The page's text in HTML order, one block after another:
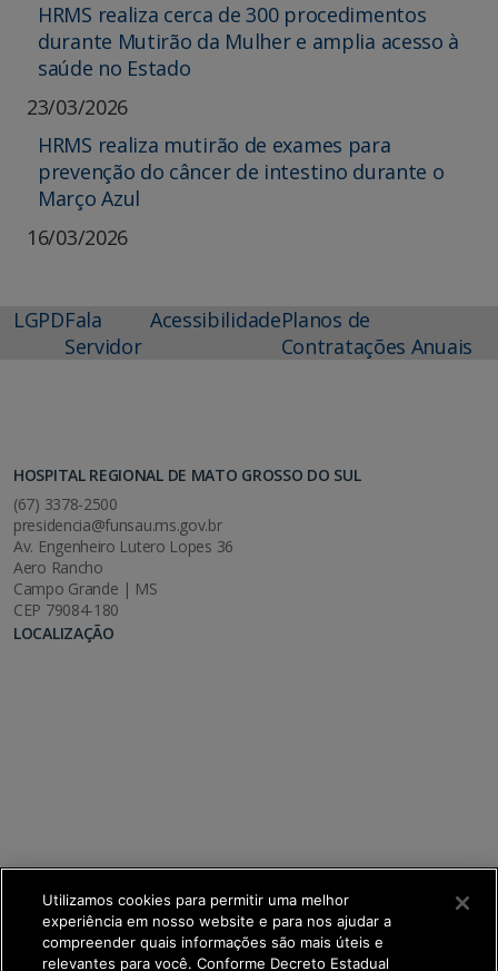
HRMS realiza cerca de 300 procedimentos
durante Mutirão da Mulher e amplia acesso à
saúde no Estado
23/03/2026
HRMS realiza mutirão de exames para
prevenção do câncer de intestino durante o
Março Azul
16/03/2026
LGPDFala
Servidor
AcessibilidadePlanos de
Contratações Anuais
HOSPITAL REGIONAL DE MATO GROSSO DO SUL
(67) 3378-2500
presidencia@funsau.ms.gov.br
Av. Engenheiro Lutero Lopes 36
Aero Rancho
Campo Grande | MS
CEP 79084-180
LOCALIZAÇÃO
Utilizamos cookies para permitir uma melhor
experiência em nosso website e para nos ajudar a
compreender quais informações são mais úteis e
relevantes para você. Conforme Decreto Estadual